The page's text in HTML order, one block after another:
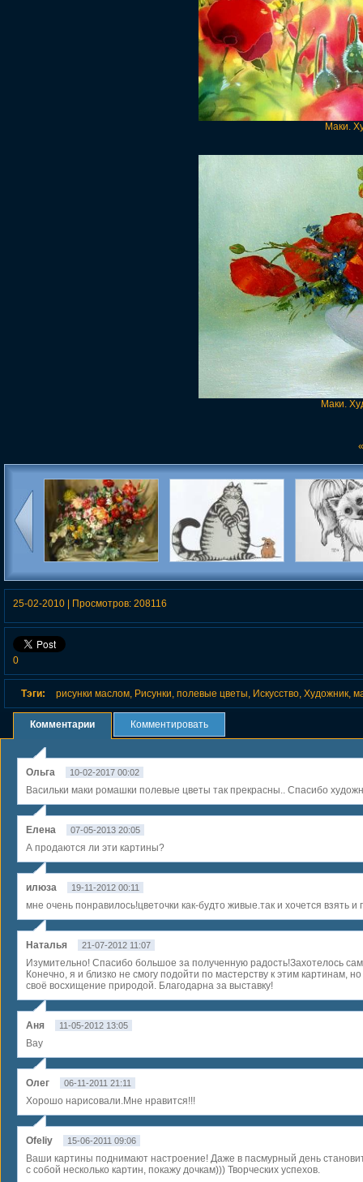
Маки.
Маки.
Цветочные натюрморты
сесил кеннеди (cecil
Кошачьи сны от bernard
kliban
21-Н
который
25-02-2010 | Просмотров: 208116
0
Тэги: рисунки маслом Рисунки полевые цветы Искусство Художник
Комментарии Комментировать
Ольга 10-02-2017 00:02
Васильки маки ромашки полевые цветы так прекрасны.. Спасибо
Елена 07-05-2013 20:05
А продаются ли эти картины?
илюза 19-11-2012 00:11
мне очень понравилось!цветочки как-будто живые.так и хочется взять и
Наталья 21-07-2012 11:07
Изумительно! Спасибо большое за полученную радость!Захотелось
Конечно, я и близко не смогу подойти по мастерству к этим картинам,
своё восхищение природой. Благодарна за выставку!
Аня 11-05-2012 13:05
Вау
Олег 06-11-2011 21:11
Хорошо нарисовали.Мне нравится!!!
Ofeliy 15-06-2011 09:06
Ваши картины поднимают настроение! Даже в пасмурный день
с собой несколько картин, покажу дочкам))) Творческих успехов.